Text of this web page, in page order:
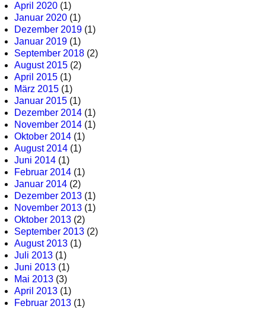
April 2020 (1)
Januar 2020 (1)
Dezember 2019 (1)
Januar 2019 (1)
September 2018 (2)
August 2015 (2)
April 2015 (1)
März 2015 (1)
Januar 2015 (1)
Dezember 2014 (1)
November 2014 (1)
Oktober 2014 (1)
August 2014 (1)
Juni 2014 (1)
Februar 2014 (1)
Januar 2014 (2)
Dezember 2013 (1)
November 2013 (1)
Oktober 2013 (2)
September 2013 (2)
August 2013 (1)
Juli 2013 (1)
Juni 2013 (1)
Mai 2013 (3)
April 2013 (1)
Februar 2013 (1)